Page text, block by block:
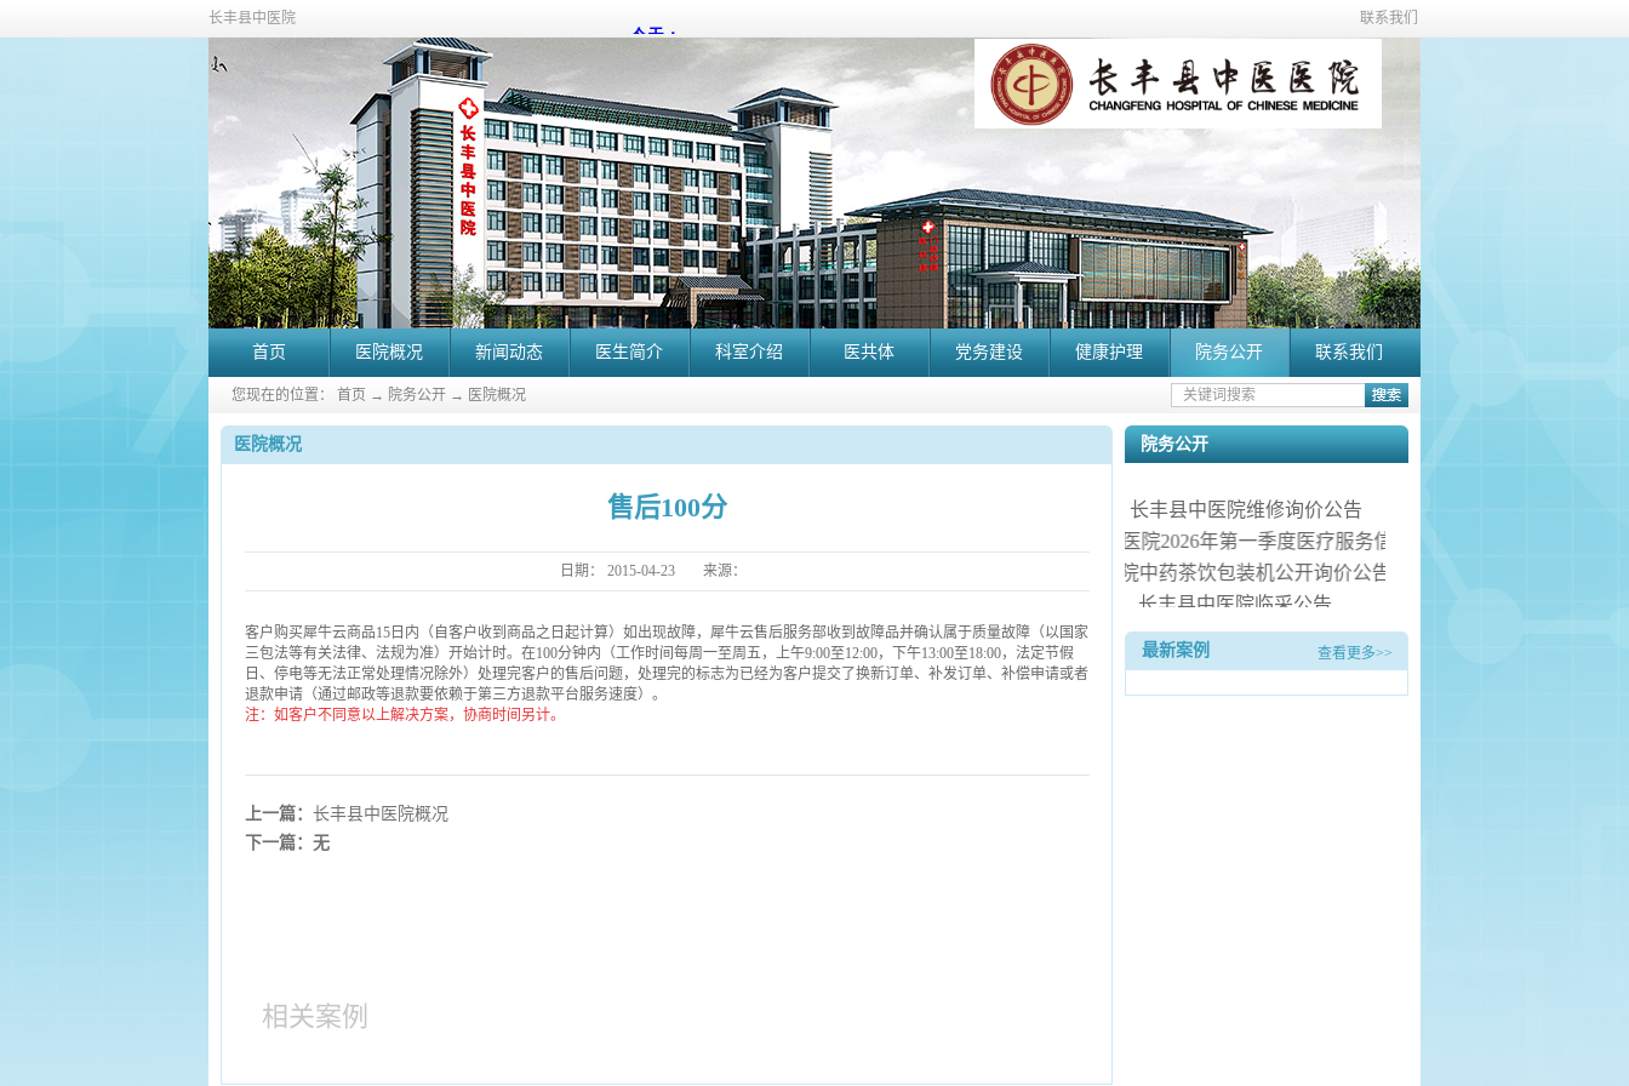
长丰县中医院 联系我们
首页 医院概况 新闻动态 医生简介 科室介绍 医共体 党务建设 健康护理 院务公开 联系我们
您现在的位置： 首页 → 院务公开 → 医院概况
院务公开
长丰县中医院维修询价公告
长丰县中医院2026年第一季度医疗服务信息社会公开
长丰县中医院中药茶饮包装机公开询价公告
长丰县中医院临采公告
长丰县中医院询价公告
长丰县中医院病房电热水器安装服务项目（二次） 中标候选人公示
最新案例 查看更多>>
医院概况
售后100分
日期： 2015-04-23 来源：
客户购买犀牛云商品15日内（自客户收到商品之日起计算）如出现故障，犀牛云售后服务部收到故障品并确认属于质量故障（以国家
三包法等有关法律、法规为准）开始计时。在100分钟内（工作时间每周一至周五，上午9:00至12:00，下午13:00至18:00，法定节假
日、停电等无法正常处理情况除外）处理完客户的售后问题，处理完的标志为已经为客户提交了换新订单、补发订单、补偿申请或者
退款申请（通过邮政等退款要依赖于第三方退款平台服务速度）。
注：如客户不同意以上解决方案，协商时间另计。
上一篇： 长丰县中医院概况
下一篇：无
相关案例